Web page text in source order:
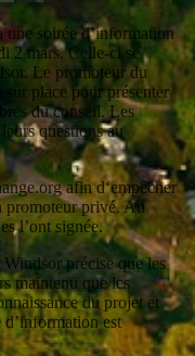
soirée d’information
2 mars. Celle-ci se
Le promoteur du
place pour présenter
du conseil. Les
questions au
afin d‘empêcher
promoteur privé. Au
l’ont signée.
précise que les
maintenu que les
du projet et
d’information est